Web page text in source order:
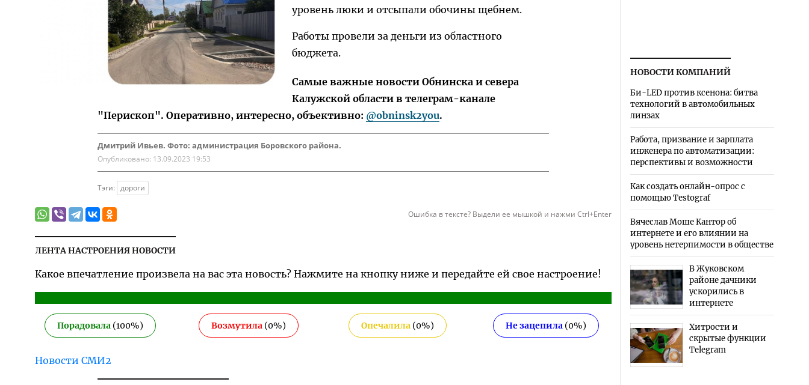
уровень люки и отсыпали обочины щебнем.
Работы провели за деньги из областного
бюджета.
Самые важные новости Обнинска и севера
Калужской области в телеграм-канале
"Перископ". Оперативно, интересно, объективно: @obninsk2you.
Дмитрий Ивьев. Фото: администрация Боровского района.
Опубликовано: 13.09.2023 19:53
Тэги: дороги
Ошибка в тексте? Выдели ее мышкой и нажми Ctrl+Enter
ЛЕНТА НАСТРОЕНИЯ НОВОСТИ
Какое впечатление произвела на вас эта новость? Нажмите на кнопку ниже и передайте ей свое настроение!
Порадовала(100%) Возмутила (0%) Опечалила(0%) Не зацепила (0%)
Новости СМИ2
НОВОСТИ КОМПАНИЙ
Би-LED против ксенона: битва
технологий в автомобильных
линзах
Работа, призвание и зарплата
инженера по автоматизации:
перспективы и возможности
Как создать онлайн-опрос с
помощью Testograf
Вячеслав Моше Кантор об
интернете и его влиянии на
уровень нетерпимости в обществе
В Жуковском
районе дачники
ускорились в
интернете
Хитрости и
скрытые функции
Telegram